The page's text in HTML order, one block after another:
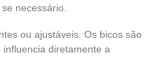
necessário.
ou ajustáveis. Os bicos são
diretamente a